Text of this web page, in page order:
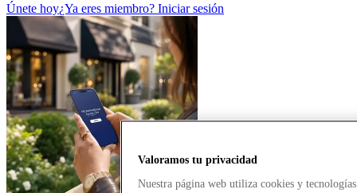
Únete hoy¿Ya eres miembro? Iniciar sesión
Valoramos tu privacidad
Nuestra página web utiliza cookies y